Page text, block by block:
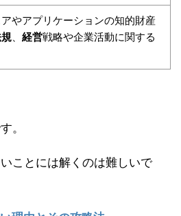
やアプリケーションの知的財産
、 経営戦略や企業活動に関する
。
ことには解くのは難しいで